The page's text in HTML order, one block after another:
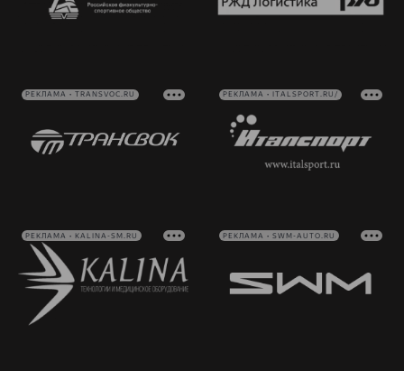
РЕКЛАМА • TRANSVOC.RU РЕКЛАМА • ITALSPORT.RU/
РЕКЛАМА • KALINA-SM.RU РЕКЛАМА • SWM-AUTO.RU